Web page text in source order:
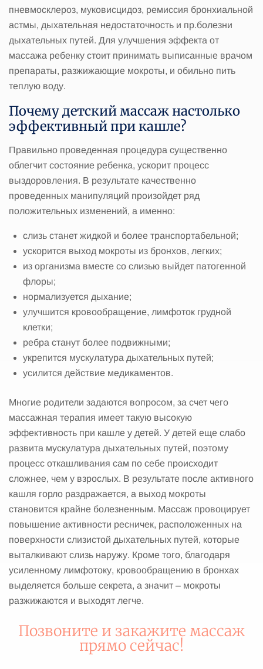
пневмосклероз, муковисцидоз, ремиссия бронхиальной
астмы, дыхательная недостаточность и пр.болезни
дыхательных путей. Для улучшения эффекта от
массажа ребенку стоит принимать выписанные врачом
препараты, разжижающие мокроты, и обильно пить
теплую воду.
Почему детский массаж настолько
эффективный при кашле?
Правильно проведенная процедура существенно
облегчит состояние ребенка, ускорит процесс
выздоровления. В результате качественно
проведенных манипуляций произойдет ряд
положительных изменений, а именно:
слизь станет жидкой и более транспортабельной;
ускорится выход мокроты из бронхов, легких;
из организма вместе со слизью выйдет патогенной
флоры;
нормализуется дыхание;
улучшится кровообращение, лимфоток грудной
клетки;
ребра станут более подвижными;
укрепится мускулатура дыхательных путей;
усилится действие медикаментов.
Многие родители задаются вопросом, за счет чего
массажная терапия имеет такую высокую
эффективность при кашле у детей. У детей еще слабо
развита мускулатура дыхательных путей, поэтому
процесс откашливания сам по себе происходит
сложнее, чем у взрослых. В результате после активного
кашля горло раздражается, а выход мокроты
становится крайне болезненным. Массаж провоцирует
повышение активности ресничек, расположенных на
поверхности слизистой дыхательных путей, которые
выталкивают слизь наружу. Кроме того, благодаря
усиленному лимфотоку, кровообращению в бронхах
выделяется больше секрета, а значит – мокроты
разжижаются и выходят легче.
Позвоните и закажите массаж
прямо сейчас!